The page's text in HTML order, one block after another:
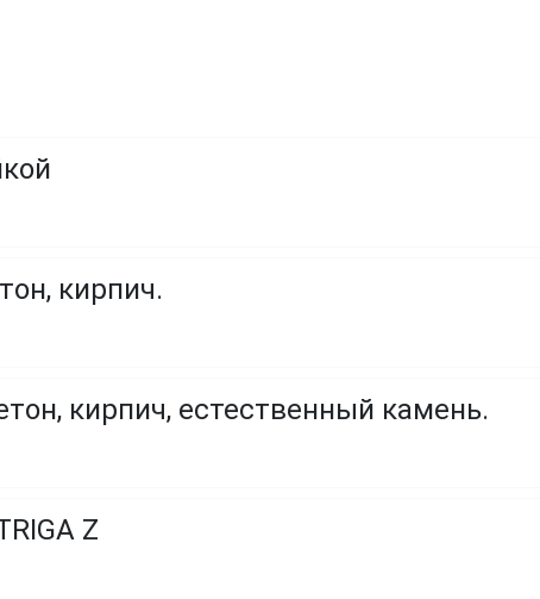
кирпич.
кирпич, естественный камень.
Z